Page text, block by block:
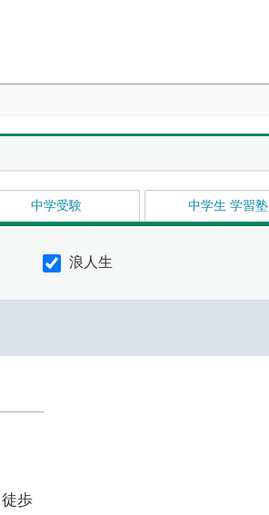
中学受験 中学生 学習塾
浪人生
歩